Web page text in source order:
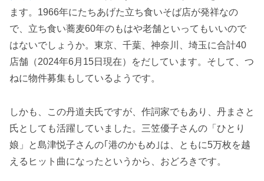
ます。1966年にたちあげた立ち食いそば店が発祥なの
で、立ち食い蕎麦60年のもはや老舗といってもいいので
はないでしょうか。東京、千葉、神奈川、埼玉に合計40
店舗（2024年6月15日現在）をだしています。そして、つ
ねに物件募集もしているようです。
しかも、この丹道夫氏ですが、作詞家でもあり、丹まさと
氏としても活躍していました。三笠優子さんの「ひとり
娘」と島津悦子さんの｢港のかもめ｣は、ともに5万枚を越
えるヒット曲になったというから、おどろきです。